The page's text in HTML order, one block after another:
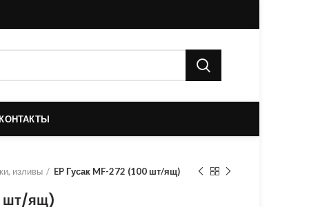
изливы EP Гусак MF-272 (100 шт/ящ)
шт/ящ)